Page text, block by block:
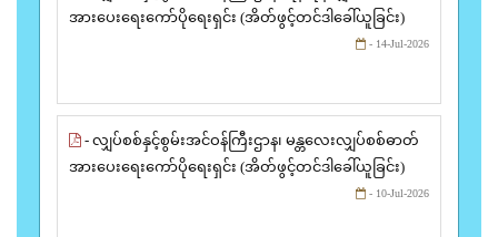
အားပေးရေးကော်ပိုရေးရှင်း (အိတ်ဖွင့်တင်ဒါခေါ်ယူခြင်း)
- 14-Jul-2026
- လျှပ်စစ်နှင့်စွမ်းအင်ဝန်ကြီးဌာန၊ မန္တလေးလျှပ်စစ်ဓာတ်
အားပေးရေးကော်ပိုရေးရှင်း (အိတ်ဖွင့်တင်ဒါခေါ်ယူခြင်း)
- 10-Jul-2026